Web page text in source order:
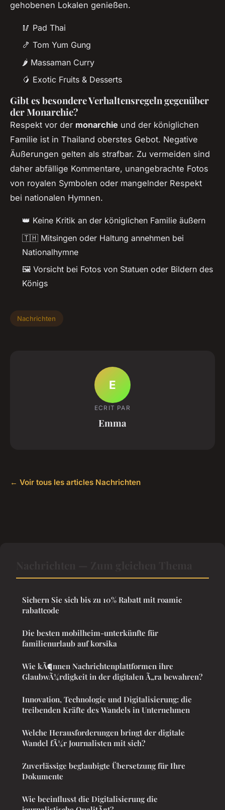
gehobenen Lokalen genießen.
🥢 Pad Thai
🍤 Tom Yum Gung
🌶️ Massaman Curry
🥭 Exotic Fruits & Desserts
Gibt es besondere Verhaltensregeln gegenüber
der Monarchie?
Respekt vor der monarchie und der königlichen
Familie ist in Thailand oberstes Gebot. Negative
Äußerungen gelten als strafbar. Zu vermeiden sind
daher abfällige Kommentare, unangebrachte Fotos
von royalen Symbolen oder mangelnder Respekt
bei nationalen Hymnen.
👑 Keine Kritik an der königlichen Familie äußern
🇹🇭 Mitsingen oder Haltung annehmen bei
Nationalhymne
🖼️ Vorsicht bei Fotos von Statuen oder Bildern des
Königs
Nachrichten
E
ECRIT PAR
Emma
← Voir tous les articles Nachrichten
Sichern Sie sich bis zu 10% Rabatt mit roamic
rabattcode
Die besten mobilheim-unterkünfte für
familienurlaub auf korsika
Wie kÃ¶nnen Nachrichtenplattformen ihre
GlaubwÃ¼rdigkeit in der digitalen Ã„ra bewahren?
Innovation, Technologie und Digitalisierung: die
treibenden Kräfte des Wandels in Unternehmen
Welche Herausforderungen bringt der digitale
Wandel fÃ¼r Journalisten mit sich?
Zuverlässige beglaubigte Übersetzung für Ihre
Dokumente
Wie beeinflusst die Digitalisierung die